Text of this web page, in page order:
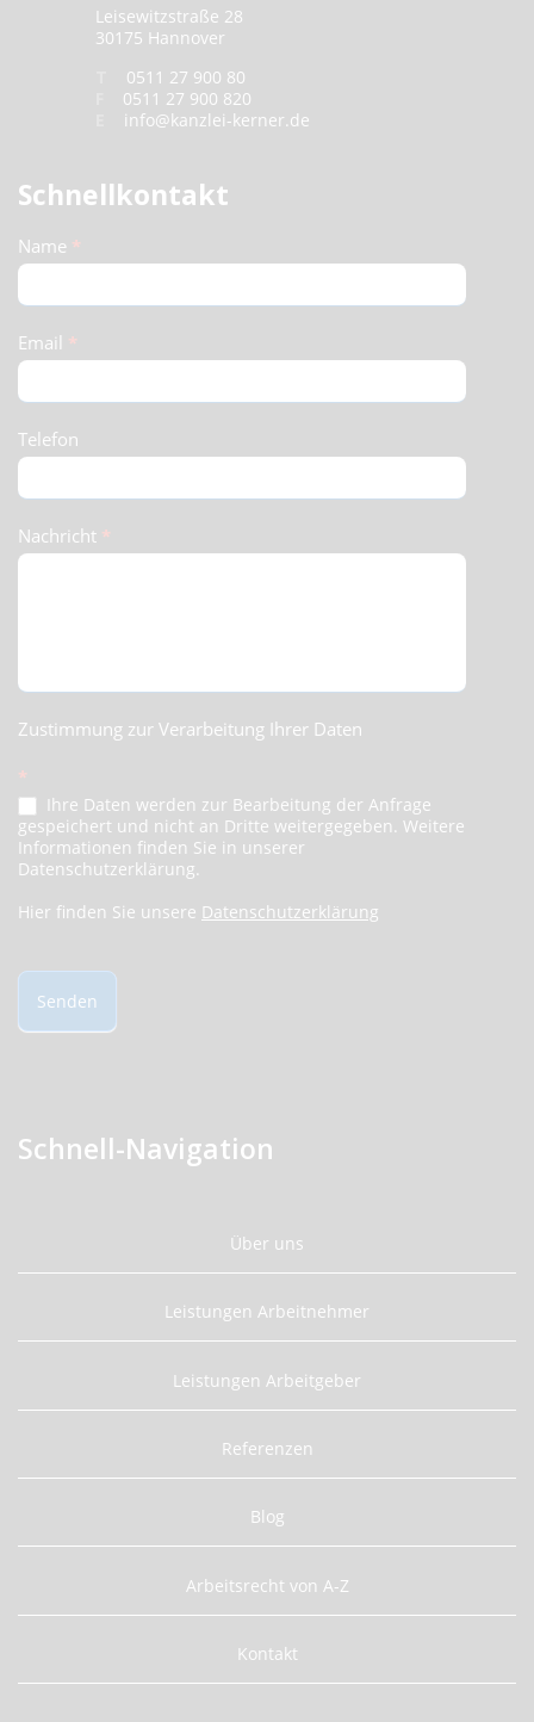
Leisewitzstraße 28
30175 Hannover
0511 27 900 80
0511 27 900 820
info@kanzlei-kerner.de
Schnellkontakt
Schnellkontakt
(Footer)
Name *
Email *
Telefon
Nachricht *
Zustimmung zur Verarbeitung Ihrer Daten
*
Ihre Daten werden zur Bearbeitung der Anfrage
gespeichert und nicht an Dritte weitergegeben. Weitere
Informationen finden Sie in unserer
Datenschutzerklärung.
Hier finden Sie unsere Datenschutzerklärung
Senden
Schnell-Navigation
Über uns
Leistungen Arbeitnehmer
Leistungen Arbeitgeber
Referenzen
Blog
Arbeitsrecht von A-Z
Kontakt